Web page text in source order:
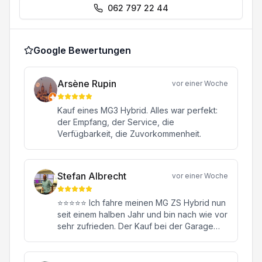
062 797 22 44
Google Bewertungen
Arsène Rupin vor einer Woche
Kauf eines MG3 Hybrid. Alles war perfekt:
der Empfang, der Service, die
Verfügbarkeit, die Zuvorkommenheit.
Stefan Albrecht vor einer Woche
⭐⭐⭐⭐⭐ Ich fahre meinen MG ZS Hybrid nun
seit einem halben Jahr und bin nach wie vor
sehr zufrieden. Der Kauf bei der Garage
Ende eine rundum positive Erfahrung.